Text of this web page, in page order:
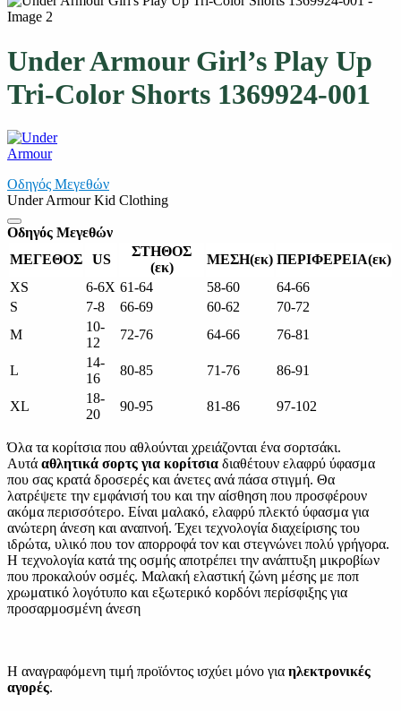
Under Armour Girl’s Play Up
Tri-Color Shorts 1369924-001
Οδηγός Μεγεθών
Under Armour Kid Clothing
Οδηγός Μεγεθών
ΜΕΓΕΘΟΣ
US
ΣΤΗΘΟΣ
(εκ)
ΜΕΣΗ(εκ) ΠΕΡΙΦΕΡΕΙΑ(εκ)
XS
6-6X 61-64 58-60
64-66
S
7-8 66-69 60-62
70-72
M
10-
12
72-76 64-66 76-81
L
14-
16
80-85 71-76 86-91
XL
18-
20
90-95 81-86 97-102
Όλα τα κορίτσια που αθλούνται χρειάζονται ένα σορτσάκι.
Αυτά αθλητικά σορτς για κορίτσια διαθέτουν ελαφρύ ύφασμα
που σας κρατά δροσερές και άνετες ανά πάσα στιγμή. Θα
λατρέψετε την εμφάνισή του και την αίσθηση που προσφέρουν
ακόμα περισσότερο. Είναι μαλακό, ελαφρύ πλεκτό ύφασμα για
ανώτερη άνεση και αναπνοή. Έχει τεχνολογία διαχείρισης του
ιδρώτα, υλικό που τον απορροφά τον και στεγνώνει πολύ γρήγορα.
Η τεχνολογία κατά της οσμής αποτρέπει την ανάπτυξη μικροβίων
που προκαλούν οσμές. Μαλακή ελαστική ζώνη μέσης με ποπ
χρωματικό λογότυπο και εξωτερικό κορδόνι περίσφιξης για
προσαρμοσμένη άνεση
Η αναγραφόμενη τιμή προϊόντος ισχύει μόνο για ηλεκτρονικές
αγορές.